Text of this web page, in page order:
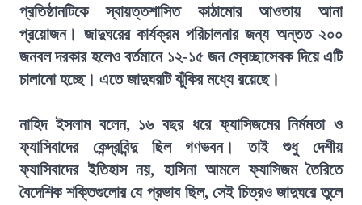
প্রতিষ্ঠানটিকে স্বায়ত্তশাসিত কাঠামোর আওতায় আনা
প্রয়োজন। জাদুঘরের কার্যক্রম পরিচালনার জন্য অন্তত ২০০
জনবল দরকার হলেও বর্তমানে ১২-১৫ জন স্বেচ্ছাসেবক দিয়ে এটি
চালানো হচ্ছে। এতে জাদুঘরটি ঝুঁকির মধ্যে রয়েছে।
নাহিদ ইসলাম বলেন, ১৬ বছর ধরে ফ্যাসিজমের নির্মমতা ও
ফ্যাসিবাদের কেন্দ্রবিন্দু ছিল গণভবন। তাই শুধু দেশীয়
ফ্যাসিবাদের ইতিহাস নয়, হাসিনা আমলে ফ্যাসিজম তৈরিতে
বৈদেশিক শক্তিগুলোর যে প্রভাব ছিল, সেই চিত্রও জাদুঘরে তুলে